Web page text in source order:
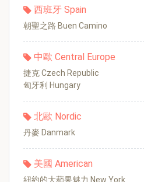
西班牙 Spain
朝聖之路 Buen Camino
中歐 Central Europe
捷克 Czech Republic
匈牙利 Hungary
北歐 Nordic
丹麥 Danmark
美國 American
紐約的大蘋果魅力 New York